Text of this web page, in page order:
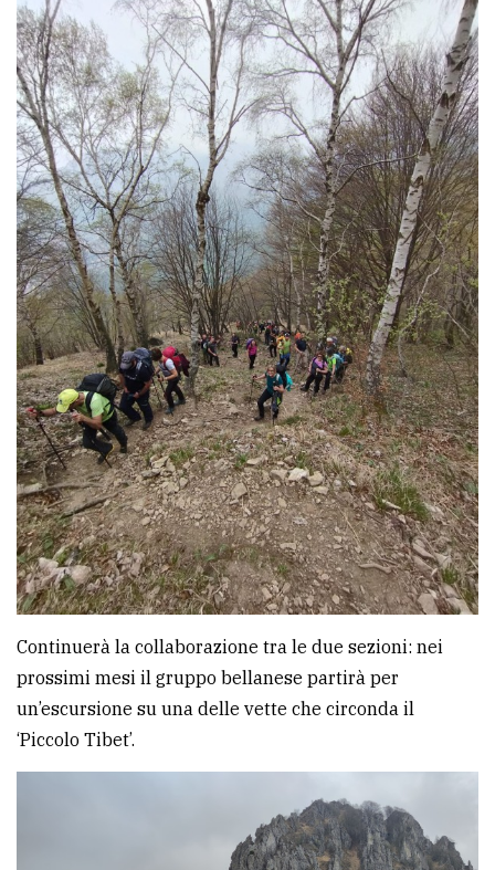
Continuerà la collaborazione tra le due sezioni: nei
prossimi mesi il gruppo bellanese partirà per
un’escursione su una delle vette che circonda il
‘Piccolo Tibet’.